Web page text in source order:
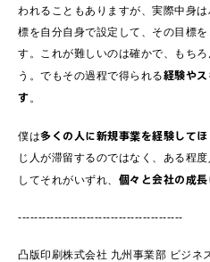
われることもありますが、実際中身
標を自分自身で設定して、その目標
す。これが難しいのは確かで、もち
う。でもその過程で得られる経験や
す 。
僕は多くの人に新規事業を経験してほ
じ人が滞留するのではなく、ある程
してそれがいずれ、 個々と会社の成
-----------------------------------------
凸版印刷株式会社 九州事業部 ビジネ